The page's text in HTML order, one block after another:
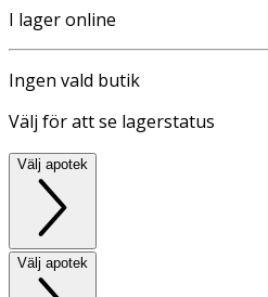
I lager online
Ingen vald butik
Välj för att se lagerstatus
Välj apotek
Välj apotek